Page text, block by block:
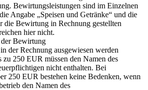
Bewirtungsleistungen sind im Einzelnen
Angabe „Speisen und Getränke“ und die
die Bewirtung in Rechnung gestellten
hier nicht.
der Bewirtung
der Rechnung ausgewiesen werden
zu 250 EUR müssen den Namen des
nicht enthalten. Bei
250 EUR bestehen keine Bedenken, wenn
den Namen des